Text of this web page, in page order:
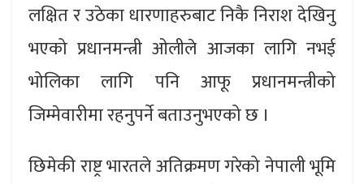
लक्षित र उठेका धारणाहरुबाट निकै निराश देखिनु
भएको प्रधानमन्त्री ओलीले आजका लागि नभई
भोलिका लागि पनि आफू प्रधानमन्त्रीको
जिम्मेवारीमा रहनुपर्ने बताउनुभएको छ ।
छिमेकी राष्ट्र भारतले अतिक्रमण गरेको नेपाली भूमि